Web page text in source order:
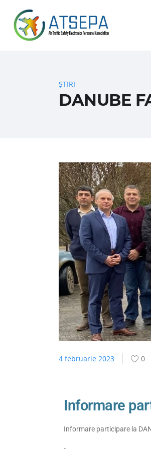
ȘTIRI
DANUBE
4 februarie 2023 0
Informare
Informare participare la